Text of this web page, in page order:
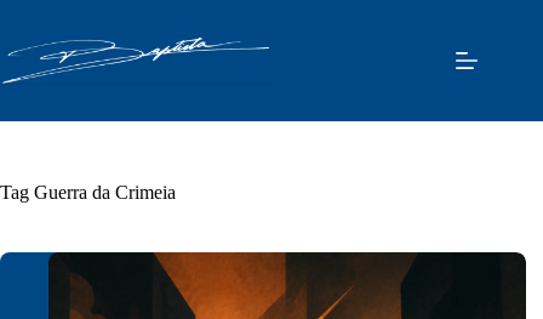
o
conteúdo
Tag Guerra da Crimeia